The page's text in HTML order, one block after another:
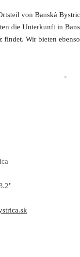
von Banská
die Unterkunft in
findet. Wir bieten